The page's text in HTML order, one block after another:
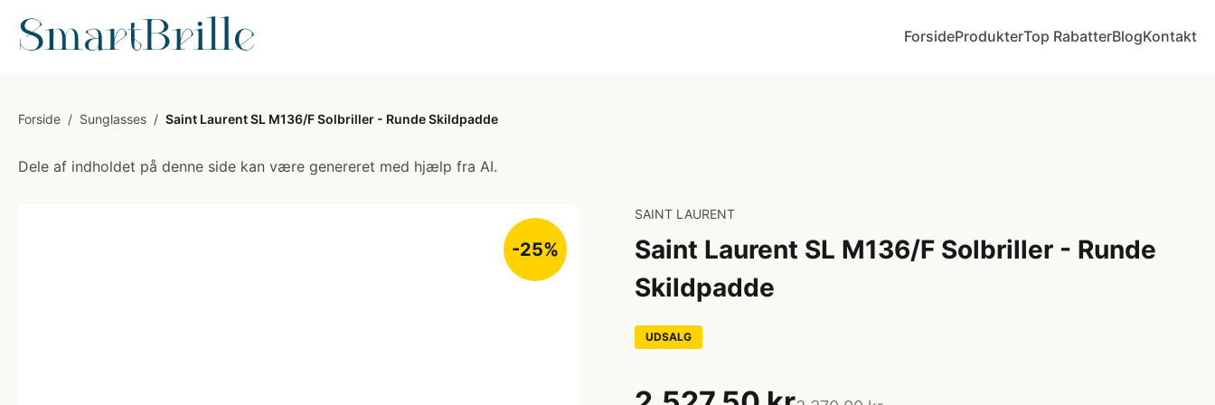
ForsideProdukterTop RabatterBlogKontakt
Forside / Sunglasses / Saint Laurent SL M136/F Solbriller - Runde Skildpadde
Dele af indholdet på denne side kan være genereret med hjælp fra AI.
-25%
SAINT LAURENT
Saint Laurent SL M136/F Solbriller - Runde
Skildpadde
UDSALG